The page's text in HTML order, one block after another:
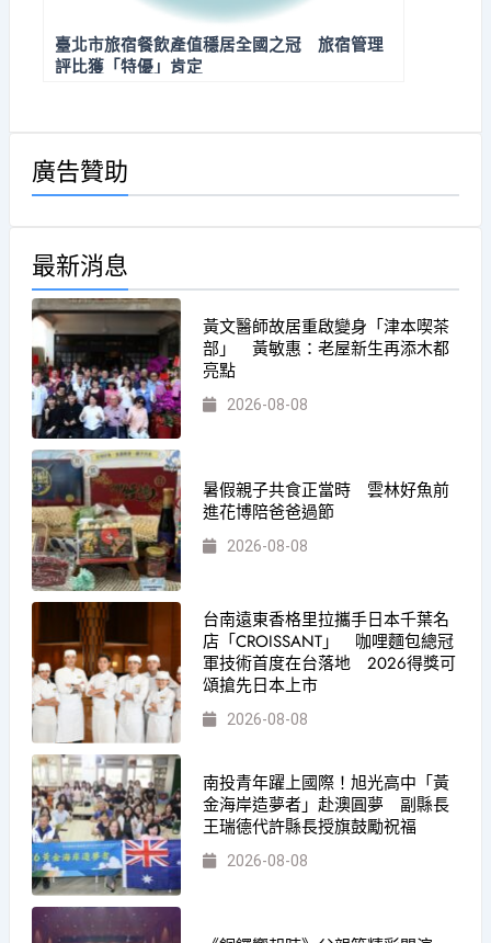
臺北市旅宿餐飲產值穩居全國之冠 旅宿管理
評比獲「特優」肯定
廣告贊助
最新消息
黃文醫師故居重啟變身「津本喫茶
部」 黃敏惠：老屋新生再添木都
亮點
2026-08-08
暑假親子共食正當時 雲林好魚前
進花博陪爸爸過節
2026-08-08
台南遠東香格里拉攜手日本千葉名
店「CROISSANT」 咖哩麵包總冠
軍技術首度在台落地 2026得獎可
頌搶先日本上市
2026-08-08
南投青年躍上國際！旭光高中「黃
金海岸造夢者」赴澳圓夢 副縣長
王瑞德代許縣長授旗鼓勵祝福
2026-08-08